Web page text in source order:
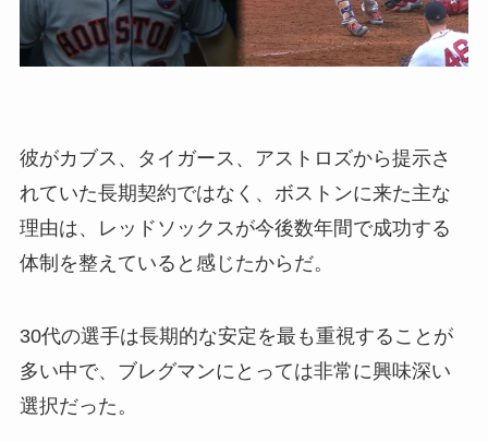
彼がカブス、タイガース、アストロズから提示さ
れていた長期契約ではなく、ボストンに来た主な
理由は、レッドソックスが今後数年間で成功する
体制を整えていると感じたからだ。
30代の選手は長期的な安定を最も重視することが
多い中で、ブレグマンにとっては非常に興味深い
選択だった。